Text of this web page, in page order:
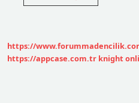
Pantolon
https://
https://appcase.com.tr knight